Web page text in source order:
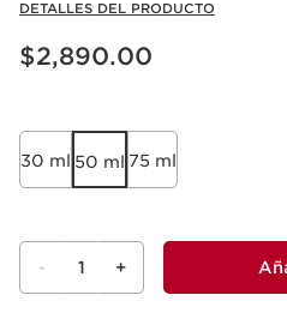
DETALLES DEL PRODUCTO
Precio actual $2,890.00
$2,890.00
30 ml 50 ml 75 ml
- 1 +